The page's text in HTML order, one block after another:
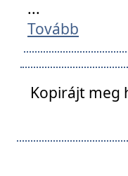
...
Tovább
Kopirájt meg